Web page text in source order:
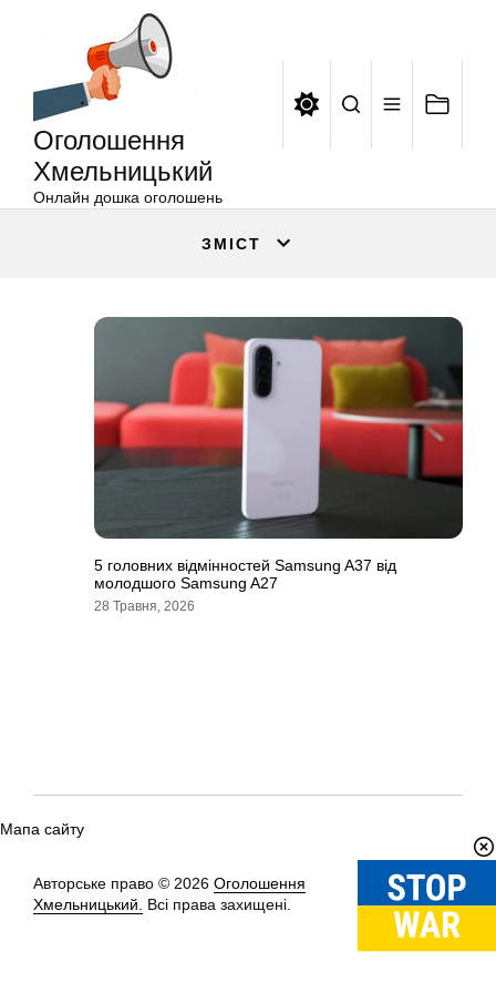
Оголошення
Хмельницький
Онлайн дошка оголошень
ЗМІСТ
5 головних відмінностей Samsung A37 від
молодшого Samsung A27
28 Травня, 2026
Мапа сайту
Авторське право © 2026 Оголошення
Хмельницький.
Всі права захищені.
Вгору↑